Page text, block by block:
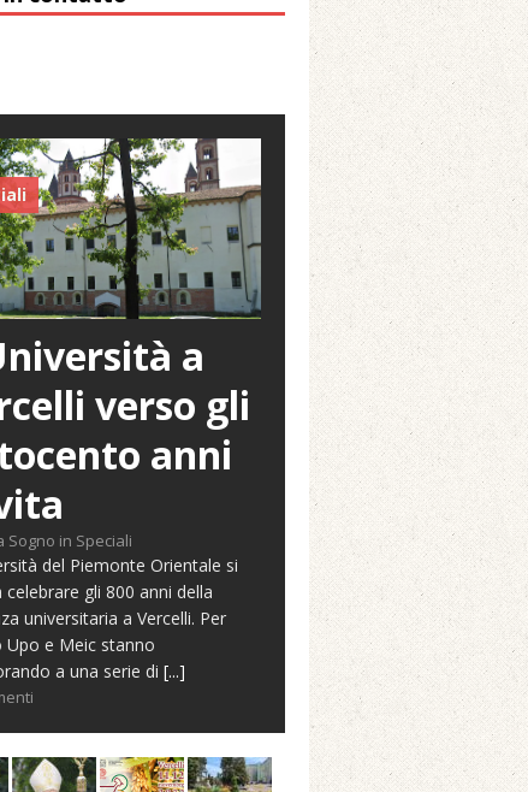
a
verso gli
anni
Sogno in Speciali
del Piemonte Orientale si
celebrare gli 800 anni della
universitaria a Vercelli. Per
Upo e Meic stanno
a una serie di [...]